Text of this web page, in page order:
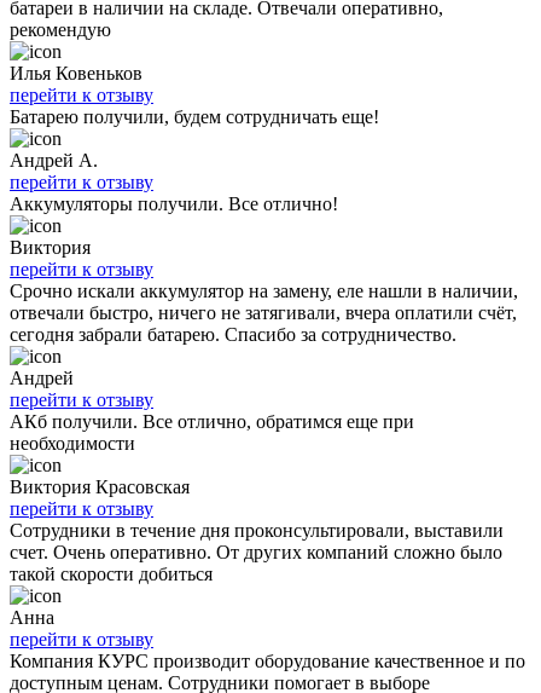
батареи в наличии на складе. Отвечали оперативно,
рекомендую
Илья Ковеньков
перейти к отзыву
Батарею получили, будем сотрудничать еще!
Андрей А.
перейти к отзыву
Аккумуляторы получили. Все отлично!
Виктория
перейти к отзыву
Срочно искали аккумулятор на замену, еле нашли в наличии,
отвечали быстро, ничего не затягивали, вчера оплатили счёт,
сегодня забрали батарею. Спасибо за сотрудничество.
Андрей
перейти к отзыву
АКб получили. Все отлично, обратимся еще при
необходимости
Виктория Красовская
перейти к отзыву
Сотрудники в течение дня проконсультировали, выставили
счет. Очень оперативно. От других компаний сложно было
такой скорости добиться
Анна
перейти к отзыву
Компания КУРС производит оборудование качественное и по
доступным ценам. Сотрудники помогает в выборе